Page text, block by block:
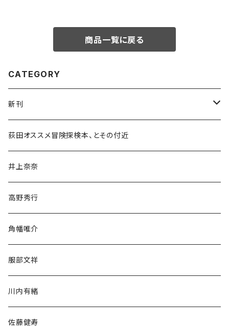
商品一覧に戻る
CATEGORY
新刊
和書
文学・小説・物語
随筆・ノンフィクション・その他
荻田オススメ冒険探検本、とその付近
井上奈奈
高野秀行
角幡唯介
服部文祥
川内有緒
佐藤健寿